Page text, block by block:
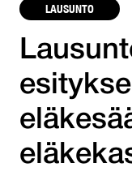
LAUSUNTO